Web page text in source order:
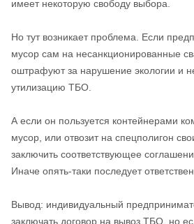
имеет некоторую свободу выбора.
Но тут возникает проблема. Если
мусор сам на несанкционированные
оштрафуют за нарушение экологии и
утилизацию ТБО.
А если он пользуется контейнерами
мусор, или отвозит на спецполигон
заключить соответствующее
Иначе опять-таки последует
Вывод: индивидуальный
заключать договор на вывоз ТБО, но